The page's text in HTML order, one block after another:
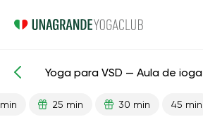
Aulas prontas Antiestresse
Yoga para VSD — Aula de
25 min 30 min 45 min